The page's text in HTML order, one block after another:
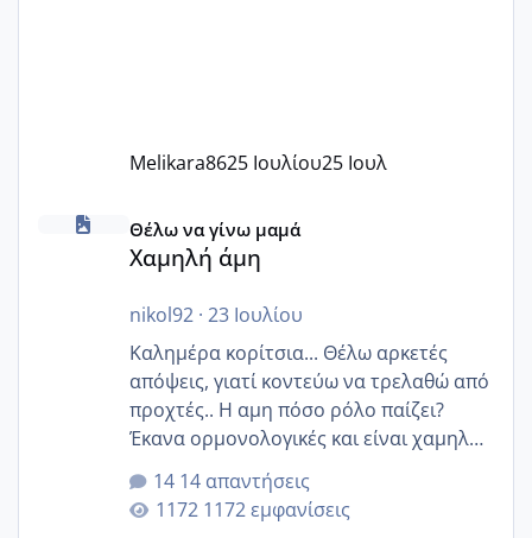
Melikara8625 Ιουλίου25 Ιουλ
Χαμηλή άμη
Θέλω να γίνω μαμά
Χαμηλή άμη
nikol92· 23 Ιουλίου
Καλημέρα κορίτσια... Θέλω αρκετές
απόψεις, γιατί κοντεύω να τρελαθώ από
προχτές.. Η αμη πόσο ρόλο παίζει?
Έκανα ορμονολογικές και είναι χαμηλή
για την ηλικία μου.. Είχα ήδη μια
εγκυμοσύνη, που έπρεπε να τερματιστεί
στην 27η εβδομάδα και προσπαθώ 7
14 απαντήσεις
1172 εμφανίσεις